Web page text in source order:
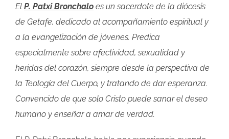
El P. Patxi Bronchalo es un sacerdote de la diócesis
de Getafe, dedicado al acompañamiento espiritual y
a la evangelización de jóvenes. Predica
especialmente sobre afectividad, sexualidad y
heridas del corazón, siempre desde la perspectiva de
la Teología del Cuerpo, y tratando de dar esperanza.
Convencido de que solo Cristo puede sanar el deseo
humano y enseñar a amar de verdad.